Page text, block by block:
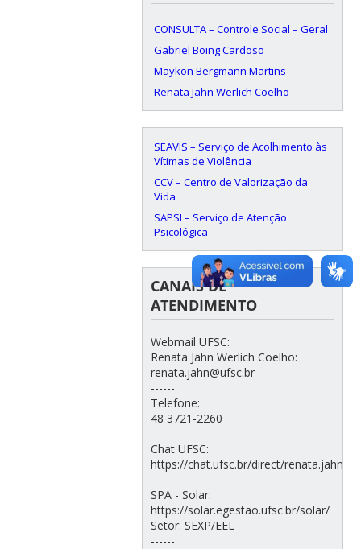
CONSULTA – Controle Social – Geral
Gabriel Boing Cardoso
Maykon Bergmann Martins
Renata Jahn Werlich Coelho
SEAVIS – Serviço de Acolhimento às
Vítimas de Violência
CCV – Centro de Valorização da
Vida
SAPSI – Serviço de Atenção
Psicológica
CANAIS DE
ATENDIMENTO
Webmail UFSC:
Renata Jahn Werlich Coelho:
renata.jahn@ufsc.br
------
Telefone:
48 3721-2260
------
Chat UFSC:
https://chat.ufsc.br/direct/renata.jahn
------
SPA - Solar:
https://solar.egestao.ufsc.br/solar/
Setor: SEXP/EEL
------